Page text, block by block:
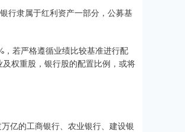
行隶属于红利资产一部分，公募基
若严格遵循业绩比较基准进行配
权重股，银行股的配置比例，或将
亿的工商银行、农业银行、建设银